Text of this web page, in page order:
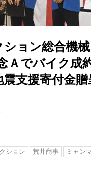
ション総合機械
Ａでバイク成
支援寄付金贈
ション 荒井商事 ミャン